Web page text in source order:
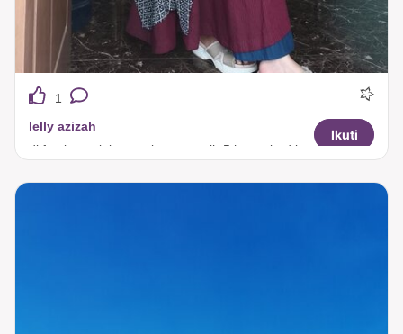
1
lelly azizah
Ikuti